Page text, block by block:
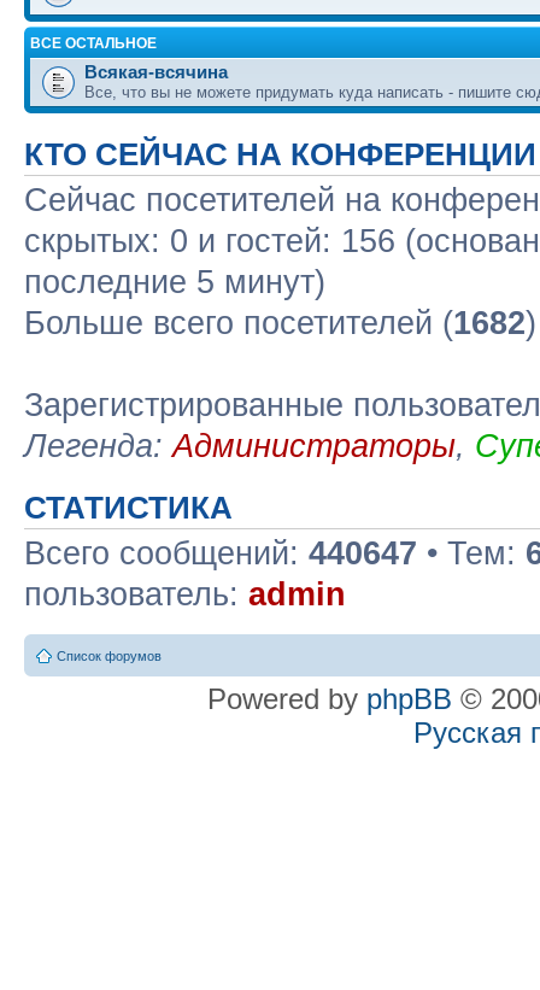
ВСЕ ОСТАЛЬНОЕ
Всякая-всячина
Все, что вы не можете придумать куда написать - пишите
КТО СЕЙЧАС НА КОНФЕРЕНЦИИ
Сейчас посетителей на
скрытых: 0 и гостей: 156
последние 5 минут)
Больше всего посетителей (1682
Зарегистрированные
Легенда:Администраторы,
СТАТИСТИКА
Всего сообщений: 440647 • Тем:
пользователь: admin
Список форумов
Powered by phpBB ©
Русская